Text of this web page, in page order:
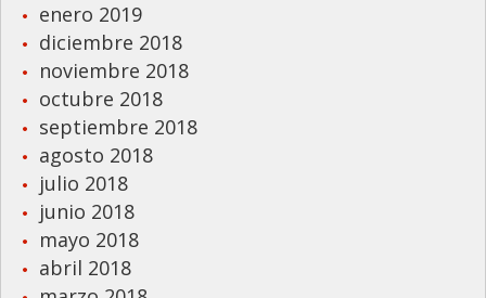
enero 2019
diciembre 2018
noviembre 2018
octubre 2018
septiembre 2018
agosto 2018
julio 2018
junio 2018
mayo 2018
abril 2018